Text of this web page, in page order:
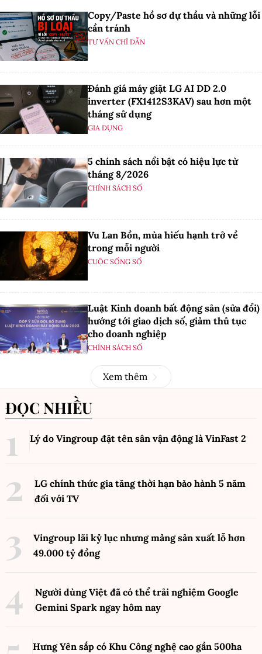
Copy/Paste hồ sơ dự thầu và những lỗi
cần tránh
TƯ VẤN CHỈ DẪN
Đánh giá máy giặt LG AI DD 2.0
inverter (FX1412S3KAV) sau hơn một
tháng sử dụng
GIA DỤNG
5 chính sách nổi bật có hiệu lực từ
tháng 8/2026
CHÍNH SÁCH SỐ
Vu Lan Bồn, mùa hiếu hạnh trở về
trong mỗi người
CUỘC SỐNG SỐ
Luật Kinh doanh bất động sản (sửa đổi)
hướng tới giao dịch số, giảm thủ tục
cho doanh nghiệp
CHÍNH SÁCH SỐ
Xem thêm
ĐỌC NHIỀU
Lý do Vingroup đặt tên sân vận động là VinFast 2
LG chính thức gia tăng thời hạn bảo hành 5 năm
đối với TV
Vingroup lãi kỷ lục nhưng mảng sản xuất lỗ hơn
49.000 tỷ đồng
Người dùng Việt đã có thể trải nghiệm Google
Gemini Spark ngay hôm nay
Hưng Yên sắp có Khu Công nghệ cao gần 500ha